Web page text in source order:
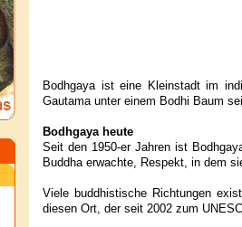
Bodhgaya ist eine Kleinstadt im
Gautama unter einem Bodhi Baum
Bodhgaya heute
Seit den 1950-er Jahren ist
Buddha erwachte, Respekt, in dem
Viele buddhistische Richtungen
diesen Ort, der seit 2002 zum